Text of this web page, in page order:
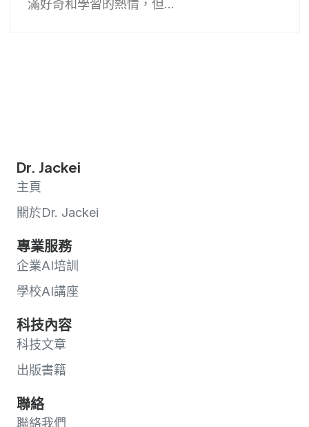
滿好奇和學習的熱情，但...
Dr. Jackei
主頁
關於Dr. Jackei
專業服務
企業AI培訓
學校AI講座
科技內容
科技文章
出版書籍
聯絡
聯絡我們